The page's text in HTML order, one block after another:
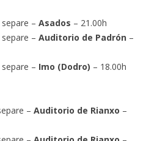
– Asados – 21.00h
– Auditorio de Padrón –
– Imo (Dodro) – 18.00h
– Auditorio de Rianxo –